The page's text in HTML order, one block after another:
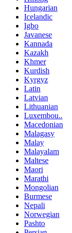
Hungarian
Icelandic
Igbo
Javanese
Kannada
Kazakh
Khmer
Kurdish
Kyrgyz
Latin
Latvian
Lithuanian
Luxembou..
Macedonian
Malagasy
Malay
Malayalam
Maltese
Maori
Marathi
Mongolian
Burmese
Nepali
Norwegian
Pashto